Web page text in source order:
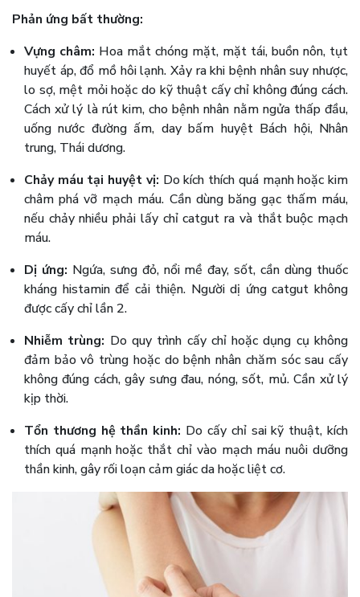
Phản ứng bất thường:
Vựng châm: Hoa mắt chóng mặt, mặt tái, buồn nôn, tụt
huyết áp, đổ mồ hôi lạnh. Xảy ra khi bệnh nhân suy nhược,
lo sợ, mệt mỏi hoặc do kỹ thuật cấy chỉ không đúng cách.
Cách xử lý là rút kim, cho bệnh nhân nằm ngửa thấp đầu,
uống nước đường ấm, day bấm huyệt Bách hội, Nhân
trung, Thái dương.
Chảy máu tại huyệt vị: Do kích thích quá mạnh hoặc kim
châm phá vỡ mạch máu. Cần dùng băng gạc thấm máu,
nếu chảy nhiều phải lấy chỉ catgut ra và thắt buộc mạch
máu.
Dị ứng: Ngứa, sưng đỏ, nổi mề đay, sốt, cần dùng thuốc
kháng histamin để cải thiện. Người dị ứng catgut không
được cấy chỉ lần 2.
Nhiễm trùng: Do quy trình cấy chỉ hoặc dụng cụ không
đảm bảo vô trùng hoặc do bệnh nhân chăm sóc sau cấy
không đúng cách, gây sưng đau, nóng, sốt, mủ. Cần xử lý
kịp thời.
Tổn thương hệ thần kinh: Do cấy chỉ sai kỹ thuật, kích
thích quá mạnh hoặc thắt chỉ vào mạch máu nuôi dưỡng
thần kinh, gây rối loạn cảm giác da hoặc liệt cơ.